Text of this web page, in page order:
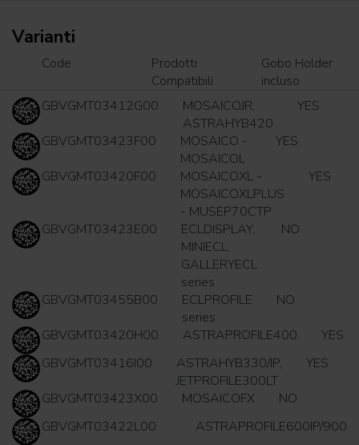
Varianti
Code
Prodotti
Compatibili
Gobo Holder
incluso
GBVGMT03412G00
MOSAICOJR,
ASTRAHYB420
YES
GBVGMT03423F00
MOSAICO -
MOSAICOL
YES
GBVGMT03420F00
MOSAICOXL -
MOSAICOXLPLUS
- MUSEP70CTP
YES
GBVGMT03423E00
ECLDISPLAY,
MINIECL,
GALLERYECL
series
NO
GBVGMT03455B00
ECLPROFILE
series
NO
GBVGMT03420H00
ASTRAPROFILE400
YES
GBVGMT03416I00
ASTRAHYB330/IP,
JETPROFILE300LT
YES
GBVGMT03423X00
MOSAICOFX
NO
GBVGMT03422L00
ASTRAPROFILE600IP/900